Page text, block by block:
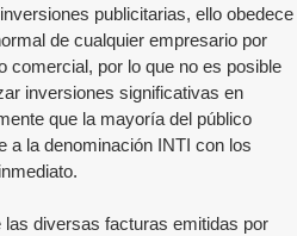
publicitarias, ello obedece
de cualquier empresario por
comercial, por lo que no es posible
inversiones significativas en
que la mayoría del público
a la denominación INTI con los
diversas facturas emitidas por